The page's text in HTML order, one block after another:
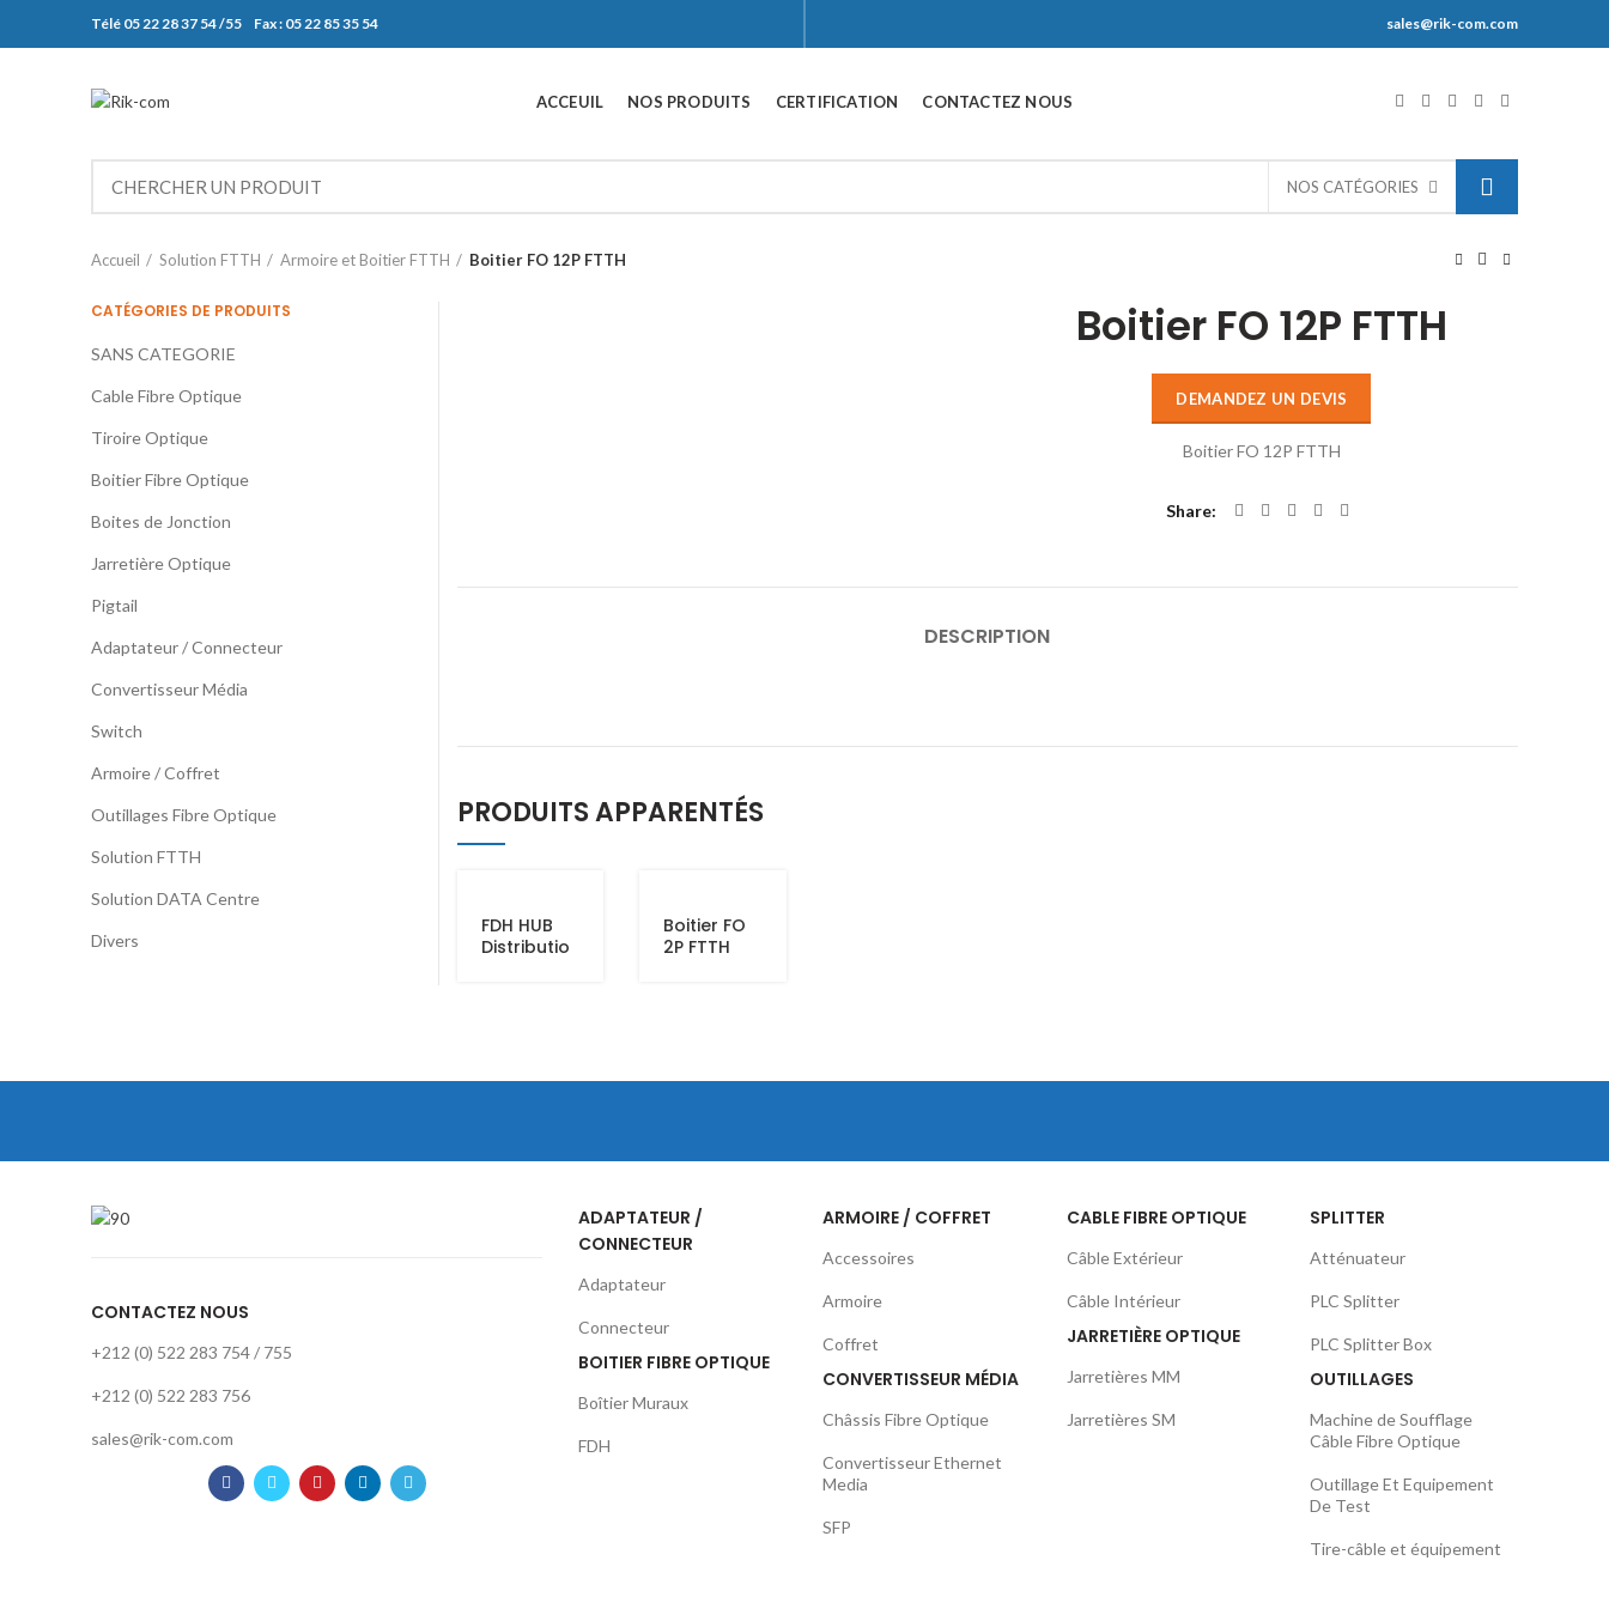
Télé 05 22 28 37 54 /55 Fax : 05 22 85 35 54 sales@rik-com.com
ACCEUIL NOS PRODUITS CERTIFICATION CONTACTEZ NOUS
NOS CATÉGORIES
Accueil Solution FTTH Armoire et Boitier FTTH
Boitier FO 12P FTTH
Boitier FO 12P FTTH
DEMANDEZ UN DEVIS
Boitier FO 12P FTTH
Share
DESCRIPTION
PRODUITS APPARENTÉS
FDH HUB
Distributio
Boitier FO
2P FTTH
CATÉGORIES DE PRODUITS
SANS CATEGORIE
Cable Fibre Optique
Tiroire Optique
Boitier Fibre Optique
Boites de Jonction
Jarretière Optique
Pigtail
Adaptateur / Connecteur
Convertisseur Média
Switch
Armoire / Coffret
Outillages Fibre Optique
Solution FTTH
Solution DATA Centre
Divers
CONTACTEZ NOUS
+212 (0) 522 283 754 / 755
+212 (0) 522 283 756
sales@rik-com.com
ADAPTATEUR /
CONNECTEUR
Adaptateur
Connecteur
BOITIER FIBRE OPTIQUE
Boîtier Muraux
FDH
ARMOIRE / COFFRET
Accessoires
Armoire
Coffret
CONVERTISSEUR MÉDIA
Châssis Fibre Optique
Convertisseur Ethernet
Media
SFP
CABLE FIBRE OPTIQUE
Câble Extérieur
Câble Intérieur
JARRETIÈRE OPTIQUE
Jarretières MM
Jarretières SM
SPLITTER
Atténuateur
PLC Splitter
PLC Splitter Box
OUTILLAGES
Machine de Soufflage
Câble Fibre Optique
Outillage Et Equipement
De Test
Tire-câble et équipement